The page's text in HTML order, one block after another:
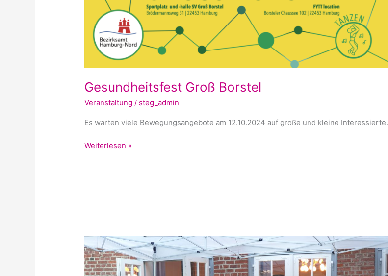
Gesundheitsfest Groß Borstel
Veranstaltung / steg_admin
Es warten viele Bewegungsangebote am 12.10.2024 auf große und kleine Interessierte.
Weiterlesen »
Aufstockung
des
Verfügungsfonds